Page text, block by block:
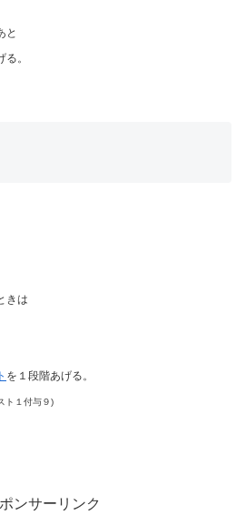
と
。
きは
を１段階あげる。
ト１付与９)
ンサーリンク